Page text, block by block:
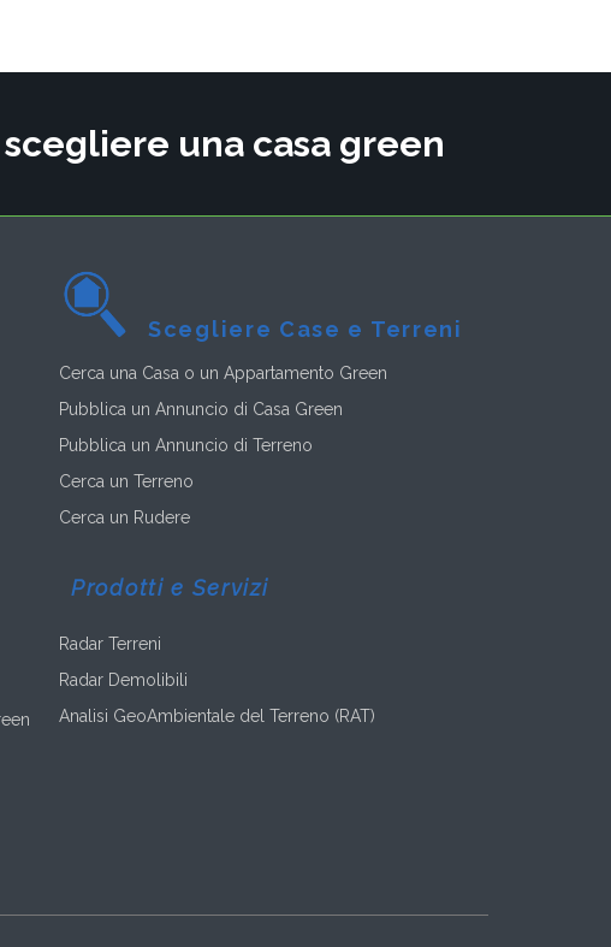
una casa green
Scegliere Case e Terreni
Cerca una Casa o un Appartamento Green
Pubblica un Annuncio di Casa Green
Pubblica un Annuncio di Terreno
Cerca un Terreno
Cerca un Rudere
Prodotti e Servizi
Radar Terreni
Radar Demolibili
Analisi GeoAmbientale del Terreno (RAT)